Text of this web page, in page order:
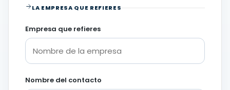
LA EMPRESA QUE REFIERES
Empresa que refieres
Nombre del contacto